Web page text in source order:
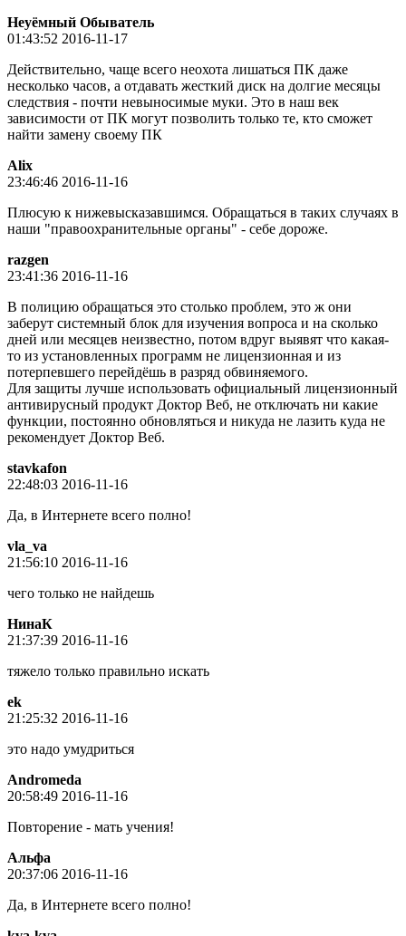
Неуёмный Обыватель
01:43:52 2016-11-17
Действительно, чаще всего неохота лишаться ПК даже
несколько часов, а отдавать жесткий диск на долгие месяцы
следствия - почти невыносимые муки. Это в наш век
зависимости от ПК могут позволить только те, кто сможет
найти замену своему ПК
Alix
23:46:46 2016-11-16
Плюсую к нижевысказавшимся. Обращаться в таких случаях в
наши "правоохранительные органы" - себе дороже.
razgen
23:41:36 2016-11-16
В полицию обращаться это столько проблем, это ж они
заберут системный блок для изучения вопроса и на сколько
дней или месяцев неизвестно, потом вдруг выявят что какая-
то из установленных программ не лицензионная и из
потерпевшего перейдёшь в разряд обвиняемого.
Для защиты лучше использовать официальный лицензионный
антивирусный продукт Доктор Веб, не отключать ни какие
функции, постоянно обновляться и никуда не лазить куда не
рекомендует Доктор Веб.
stavkafon
22:48:03 2016-11-16
Да, в Интернете всего полно!
vla_va
21:56:10 2016-11-16
чего только не найдешь
НинаК
21:37:39 2016-11-16
тяжело только правильно искать
ek
21:25:32 2016-11-16
это надо умудриться
Andromeda
20:58:49 2016-11-16
Повторение - мать учения!
Альфа
20:37:06 2016-11-16
Да, в Интернете всего полно!